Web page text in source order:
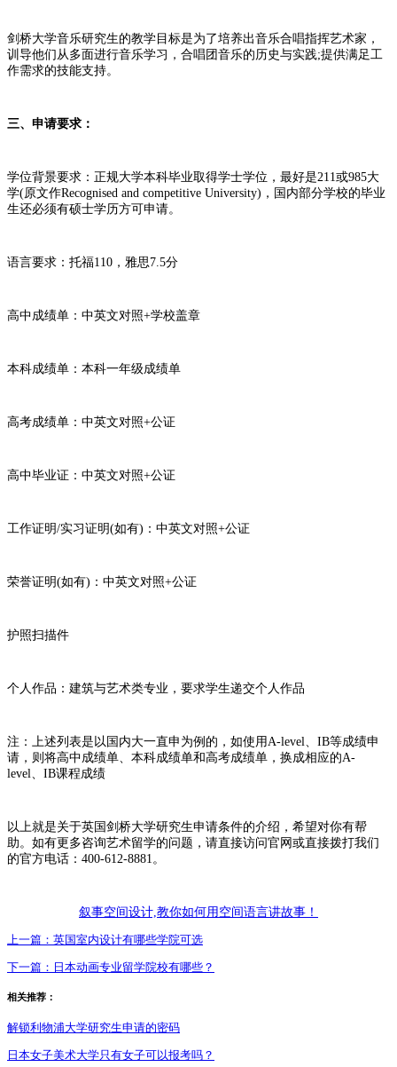
剑桥大学音乐研究生的教学目标是为了培养出音乐合唱指挥艺术家，
训导他们从多面进行音乐学习，合唱团音乐的历史与实践;提供满足工
作需求的技能支持。
三、申请要求：
学位背景要求：正规大学本科毕业取得学士学位，最好是211或985大
学(原文作Recognised and competitive University)，国内部分学校的毕业
生还必须有硕士学历方可申请。
语言要求：托福110，雅思7.5分
高中成绩单：中英文对照+学校盖章
本科成绩单：本科一年级成绩单
高考成绩单：中英文对照+公证
高中毕业证：中英文对照+公证
工作证明/实习证明(如有)：中英文对照+公证
荣誉证明(如有)：中英文对照+公证
护照扫描件
个人作品：建筑与艺术类专业，要求学生递交个人作品
注：上述列表是以国内大一直申为例的，如使用A-level、IB等成绩申
请，则将高中成绩单、本科成绩单和高考成绩单，换成相应的A-
level、IB课程成绩
以上就是关于英国剑桥大学研究生申请条件的介绍，希望对你有帮
助。如有更多咨询艺术留学的问题，请直接访问官网或直接拨打我们
的官方电话：400-612-8881。
叙事空间设计,教你如何用空间语言讲故事！
上一篇： 英国室内设计有哪些学院可选
下一篇： 日本动画专业留学院校有哪些？
相关推荐：
解锁利物浦大学研究生申请的密码
日本女子美术大学只有女子可以报考吗？